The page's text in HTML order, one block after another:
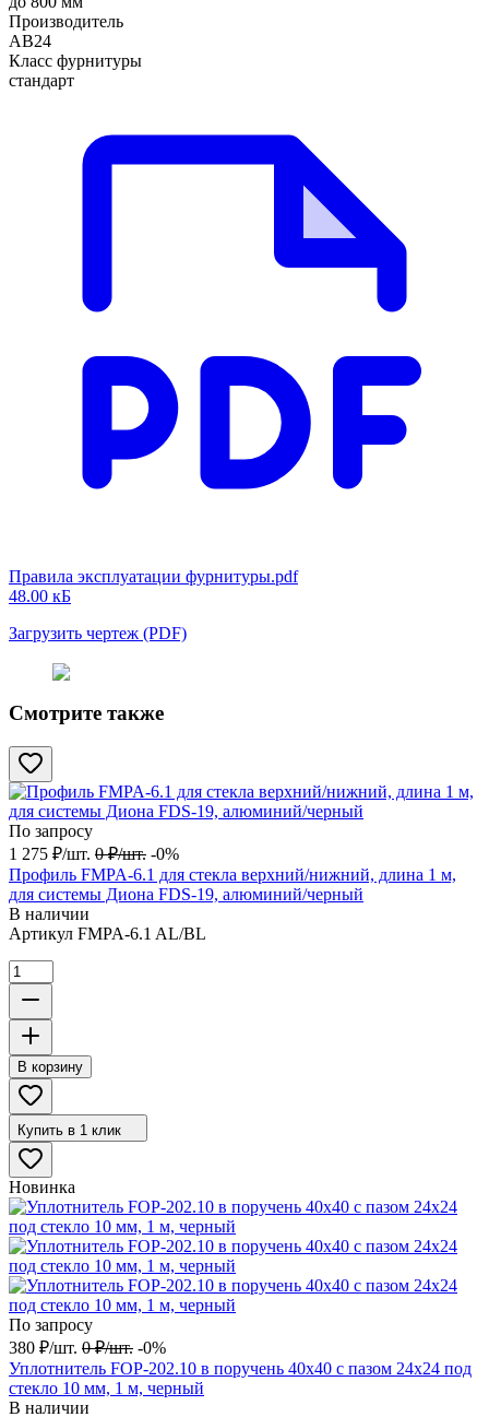
Производитель
АВ24
Класс фурнитуры
стандарт
Правила эксплуатации фурнитуры.pdf
48.00 кБ
Загрузить чертеж (PDF)
Смотрите также
По запросу
1 275 ₽/шт. 0 ₽/шт. -0%
Профиль FMPA-6.1 для стекла верхний/нижний, длина 1 м,
для системы Диона FDS-19, алюминий/черный
В наличии
Артикул FMPA-6.1 AL/BL
В корзину
Купить в 1 клик
Новинка
По запросу
380 ₽/шт. 0 ₽/шт. -0%
Уплотнитель FOP-202.10 в поручень 40х40 с пазом 24х24 под
стекло 10 мм, 1 м, черный
В наличии